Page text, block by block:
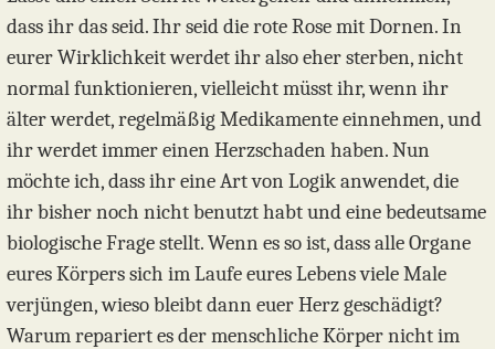
dass ihr das seid. Ihr seid die rote Rose mit Dornen. In
eurer Wirklichkeit werdet ihr also eher sterben, nicht
normal funktionieren, vielleicht müsst ihr, wenn ihr
älter werdet, regelmäßig Medikamente einnehmen, und
ihr werdet immer einen Herzschaden haben. Nun
möchte ich, dass ihr eine Art von Logik anwendet, die
ihr bisher noch nicht benutzt habt und eine bedeutsame
biologische Frage stellt. Wenn es so ist, dass alle Organe
eures Körpers sich im Laufe eures Lebens viele Male
verjüngen, wieso bleibt dann euer Herz geschädigt?
Warum repariert es der menschliche Körper nicht im